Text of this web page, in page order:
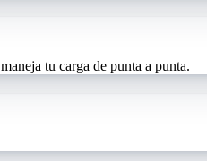
tu carga de punta a punta.